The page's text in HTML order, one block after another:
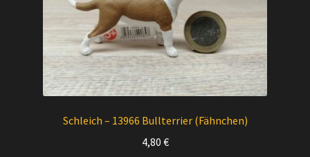
Schleich – 13966 Bullterrier (Fähnchen)
4,80 €